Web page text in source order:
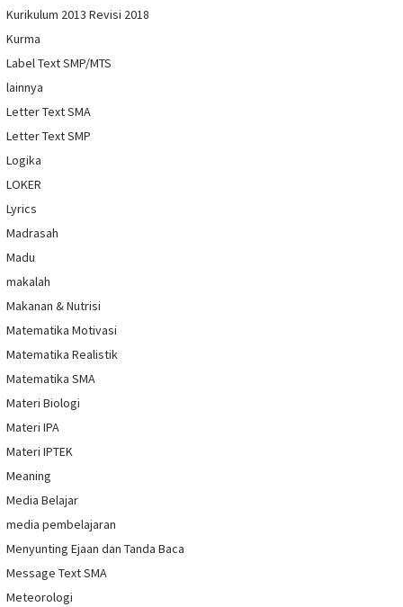
Kurikulum 2013 Revisi 2018
Kurma
Label Text SMP/MTS
lainnya
Letter Text SMA
Letter Text SMP
Logika
LOKER
Lyrics
Madrasah
Madu
makalah
Makanan & Nutrisi
Matematika Motivasi
Matematika Realistik
Matematika SMA
Materi Biologi
Materi IPA
Materi IPTEK
Meaning
Media Belajar
media pembelajaran
Menyunting Ejaan dan Tanda Baca
Message Text SMA
Meteorologi